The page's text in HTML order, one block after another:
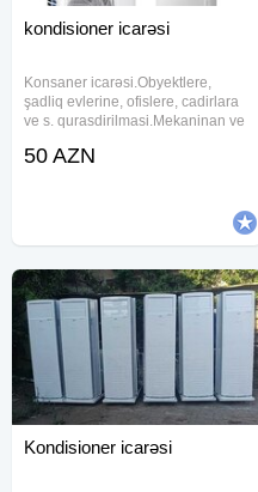
kondisioner icarəsi
Konsaner icarəsi.Obyektlere,
şadliq evlerine, ofislere, cadirlara
ve s. qurasdirilmasi.Mekaninan ve
xidmetinizdeyik. Sifarise uyğun
50 AZN
Kondisioner icarəsi